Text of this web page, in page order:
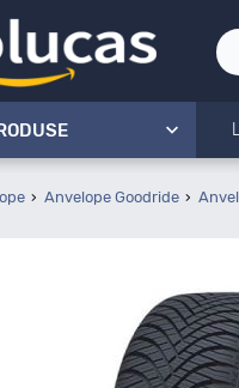
Anvelope Goodride